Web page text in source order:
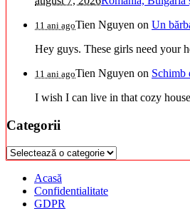
11 ani agoTien Nguyen on Un
Hey guys. These girls need your
11 ani agoTien Nguyen on Schimb
I wish I can live in that cozy
Categorii
Categorii
Acasă
Confidentialitate
GDPR